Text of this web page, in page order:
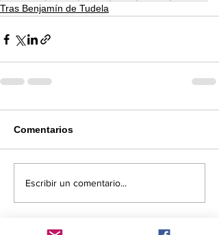
Tras Benjamín de Tudela
Comentarios
Escribir un comentario...